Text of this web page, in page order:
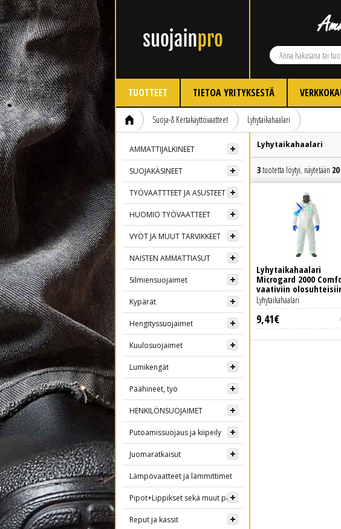
TUOTTEET TIETOA YRITYKSESTÄ
Suoja-& Kertakäyttövaatteet Lyhytaikahaalari
AMMATTIJALKINEET
SUOJAKÄSINEET
TYÖVAATTTEET JA ASUSTEET
HUOMIO TYÖVAATTEET
VYÖT JA MUUT TARVIKKEET
NAISTEN AMMATTIASUT
Silmiensuojaimet
Kypärät
Hengityssuojaimet
Kuulosuojaimet
Lumikengät
Päähineet, työ
HENKILÖNSUOJAIMET
Putoamissuojaus ja kiipeily
Juomaratkaisut
Lämpövaatteet ja lämmittimet
Pipot+Lippikset sekä muut päähineet
Reput ja kassit
Lyhytaikahaalari
3tuotetta löytyi, näytetään 20
Lyhytaikahaalari
Microgard 2000
vaativiin
9,41€
Lyhytaikahaalari